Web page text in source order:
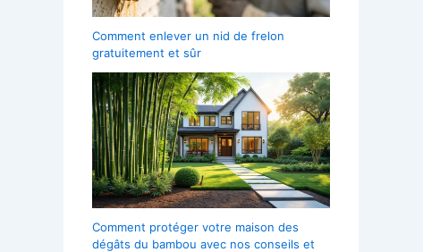
Comment enlever un nid de frelon
gratuitement et sûr
Comment protéger votre maison des
dégâts du bambou avec nos conseils et